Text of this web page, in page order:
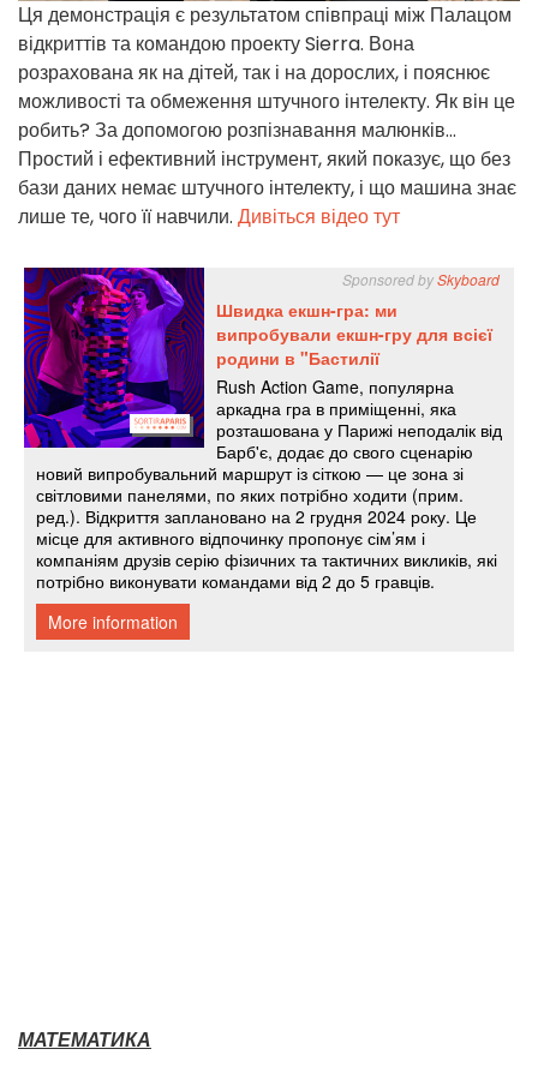
Ця демонстрація є результатом співпраці між Палацом
відкриттів та командою проекту Sierra. Вона
розрахована як на дітей, так і на дорослих, і пояснює
можливості та обмеження штучного інтелекту. Як він це
робить? За допомогою розпізнавання малюнків...
Простий і ефективний інструмент, який показує, що без
бази даних немає штучного інтелекту, і що машина знає
лише те, чого її навчили. Дивіться відео тут
МАТЕМАТИКА